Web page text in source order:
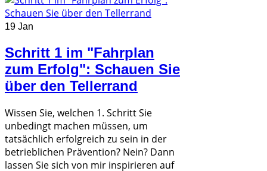
19 Jan
Schritt 1 im "Fahrplan
zum Erfolg": Schauen Sie
über den Tellerrand
Wissen Sie, welchen 1. Schritt Sie
unbedingt machen müssen, um
tatsächlich erfolgreich zu sein in der
betrieblichen Prävention? Nein? Dann
lassen Sie sich von mir inspirieren auf